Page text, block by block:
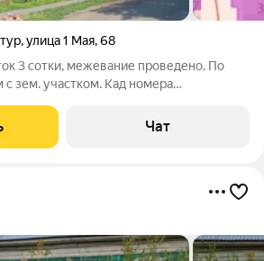
,улица 1 Мая,68
3 сотки, межевание проведено. По
зем. участком. Кад номера
68, 100 и 114, детский сад 396, ДШИ
оз.
Чат